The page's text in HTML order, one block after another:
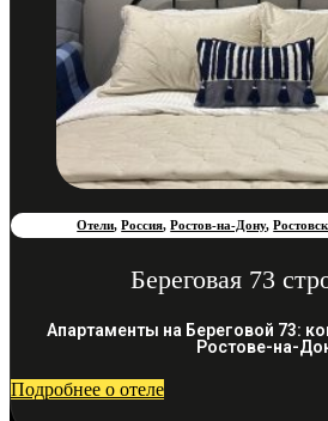
Отели,Россия,Ростов-на-Дону,
Береговая 73
Апартаменты на Береговой 73:
Ростове-на-
Подробнее о отеле